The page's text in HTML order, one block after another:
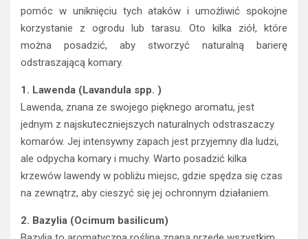
pomóc w uniknięciu tych ataków i umożliwić spokojne
korzystanie z ogrodu lub tarasu. Oto kilka ziół, które
można posadzić, aby stworzyć naturalną barierę
odstraszającą komary.
1. Lawenda (Lavandula spp. )
Lawenda, znana ze swojego pięknego aromatu, jest
jednym z najskuteczniejszych naturalnych odstraszaczy
komarów. Jej intensywny zapach jest przyjemny dla ludzi,
ale odpycha komary i muchy. Warto posadzić kilka
krzewów lawendy w pobliżu miejsc, gdzie spędza się czas
na zewnątrz, aby cieszyć się jej ochronnym działaniem.
2. Bazylia (Ocimum basilicum)